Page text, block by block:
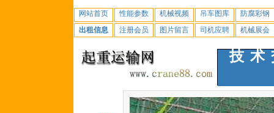
网站首页 性能参数 机械视频 吊车图库
防腐彩钢
出租信息
注册会员 图片留言 司机应聘 机械展会
技